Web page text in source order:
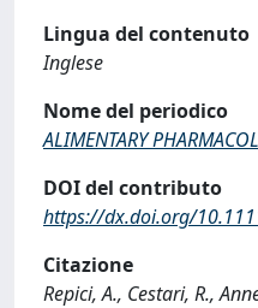
Lingua del contenuto
Inglese
Nome del periodico
ALIMENTARY
DOI del contributo
https://dx.doi.org/
Citazione
Repici, A., Cestari, R.,